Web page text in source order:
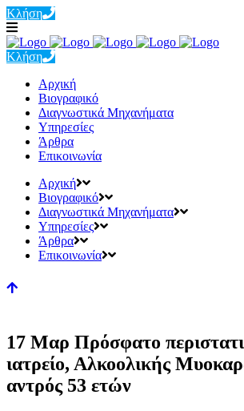
Κλήση
Κλήση
Αρχική
Βιογραφικό
Διαγνωστικά Μηχανήματα
Υπηρεσίες
Άρθρα
Επικοινωνία
Αρχική
Βιογραφικό
Διαγνωστικά Μηχανήματα
Υπηρεσίες
Άρθρα
Επικοινωνία
17 Μαρ Πρόσφατο
ιατρείο, Αλκοολικής
αντρός 53 ετών